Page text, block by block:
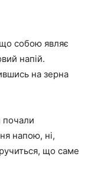
собою являє
напій.
на зерна
почали
напою, ні,
що саме